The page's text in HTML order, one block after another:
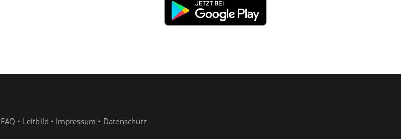
FAQ • Leitbild • Impressum • Datenschutz